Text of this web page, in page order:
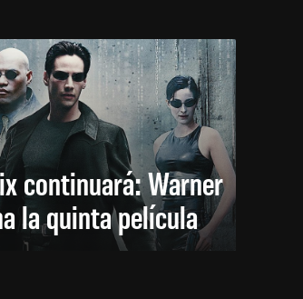
continuará: Warner
la quinta película